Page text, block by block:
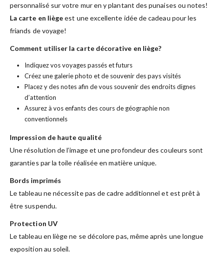
personnalisé sur votre mur en y plantant des punaises ou notes!
La carte en liègeest une excellente idée de cadeau pour les
friands de voyage!
Comment utiliser la carte décorative en liège?
Indiquez vos voyages passés et futurs
Créez une galerie photo et de souvenir des pays visités
Placez y des notes afin de vous souvenir des endroits dignes
d’attention
Assurez à vos enfants des cours de géographie non
conventionnels
Impression de haute qualité
Une résolution de l’image et une profondeur des couleurs sont
garanties par la toile réalisée en matière unique.
Bords imprimés
Le tableau ne nécessite pas de cadre additionnel et est prêt à
être suspendu.
Protection UV
Le tableau en liège ne se décolore pas, même après une longue
exposition au soleil.